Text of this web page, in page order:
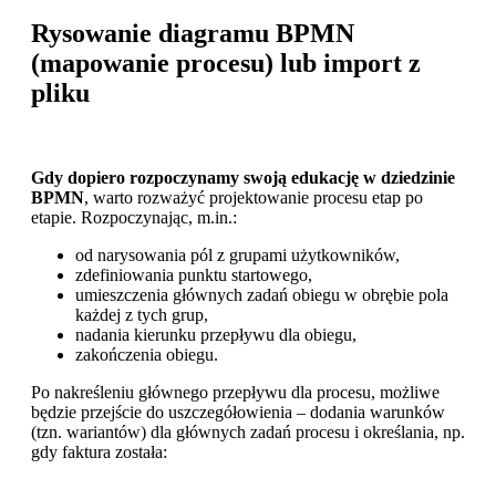
Rysowanie diagramu BPMN
(mapowanie procesu) lub import z
pliku
Gdy dopiero rozpoczynamy swoją edukację w dziedzinie
BPMN, warto rozważyć projektowanie procesu etap po
etapie. Rozpoczynając, m.in.:
od narysowania pól z grupami użytkowników,
zdefiniowania punktu startowego,
umieszczenia głównych zadań obiegu w obrębie pola
każdej z tych grup,
nadania kierunku przepływu dla obiegu,
zakończenia obiegu.
Po nakreśleniu głównego przepływu dla procesu, możliwe
będzie przejście do uszczegółowienia – dodania warunków
(tzn. wariantów) dla głównych zadań procesu i określania, np.
gdy faktura została: